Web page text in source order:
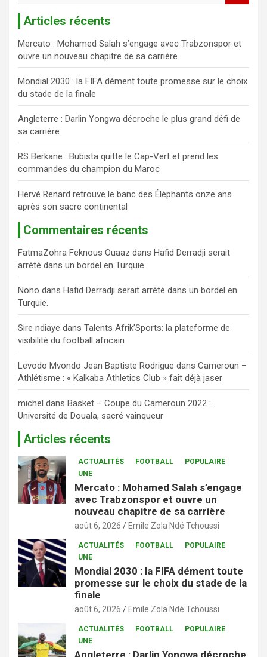
r
c
h
e
r
Articles récents
Mercato : Mohamed Salah s’engage avec Trabzonspor et
ouvre un nouveau chapitre de sa carrière
Mondial 2030 : la FIFA dément toute promesse sur le choix
du stade de la finale
Angleterre : Darlin Yongwa décroche le plus grand défi de
sa carrière
RS Berkane : Bubista quitte le Cap-Vert et prend les
commandes du champion du Maroc
Hervé Renard retrouve le banc des Éléphants onze ans
après son sacre continental
Commentaires récents
FatmaZohra Feknous Ouaaz dans Hafid Derradji serait
arrêté dans un bordel en Turquie.
Nono dans Hafid Derradji serait arrêté dans un bordel en
Turquie.
Sire ndiaye dans Talents Afrik’Sports: la plateforme de
visibilité du football africain
Levodo Mvondo Jean Baptiste Rodrigue dans Cameroun –
Athlétisme : « Kalkaba Athletics Club » fait déjà jaser
michel dans Basket – Coupe du Cameroun 2022 :
Université de Douala, sacré vainqueur
Articles récents
ACTUALITÉS FOOTBALL
POPULAIRE
UNE
Mercato : Mohamed Salah s’engage
avec Trabzonspor et ouvre un
nouveau chapitre de sa carrière
août 6, 2026 Emile Zola Ndé Tchoussi
ACTUALITÉS FOOTBALL
POPULAIRE
UNE
Mondial 2030 : la FIFA dément toute
promesse sur le choix du stade de la
finale
août 6, 2026 Emile Zola Ndé Tchoussi
ACTUALITÉS FOOTBALL
POPULAIRE
UNE
Angleterre : Darlin Yongwa décroche